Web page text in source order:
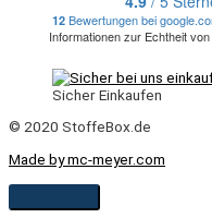
Sicher Einkaufen
© 2020 StoffeBox.de
Made by mc-meyer.com